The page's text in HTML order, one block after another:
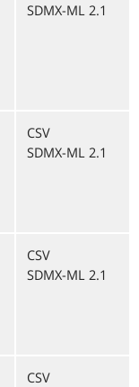
SDMX-ML 2.1
CSV
SDMX-ML 2.1
CSV
SDMX-ML 2.1
CSV